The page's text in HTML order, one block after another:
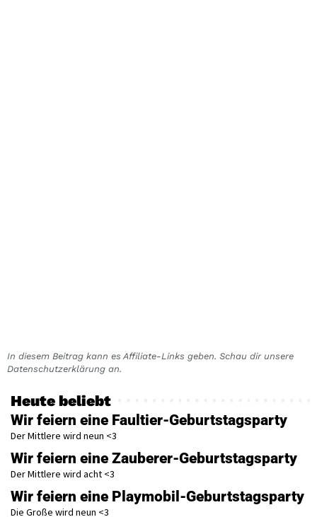
In diesem Beitrag kann es Affiliate-Links geben. Schau dir unsere
Datenschutzerklärung an.
Heute beliebt
Wir feiern eine Faultier-Geburtstagsparty
Der Mittlere wird neun <3
Wir feiern eine Zauberer-Geburtstagsparty
Der Mittlere wird acht <3
Wir feiern eine Playmobil-Geburtstagsparty
Die Große wird neun <3